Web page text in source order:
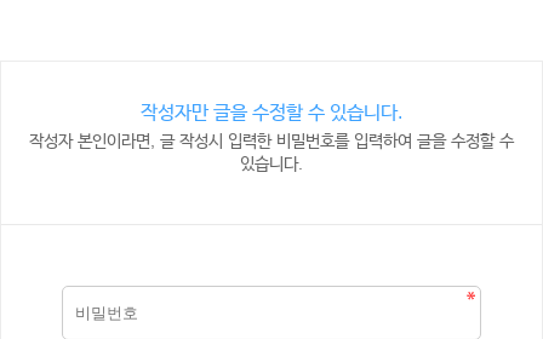
작성자만 글을 수정할 수 있습니다.
작성자 본인이라면, 글 작성시 입력한 비밀번호를 입력하여 글을 수정할 수
있습니다.